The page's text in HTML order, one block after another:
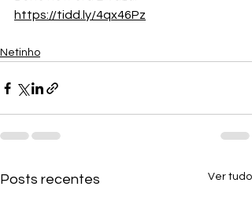
https://tidd.ly/4qx46Pz
Netinho
Posts recentes Ver tudo